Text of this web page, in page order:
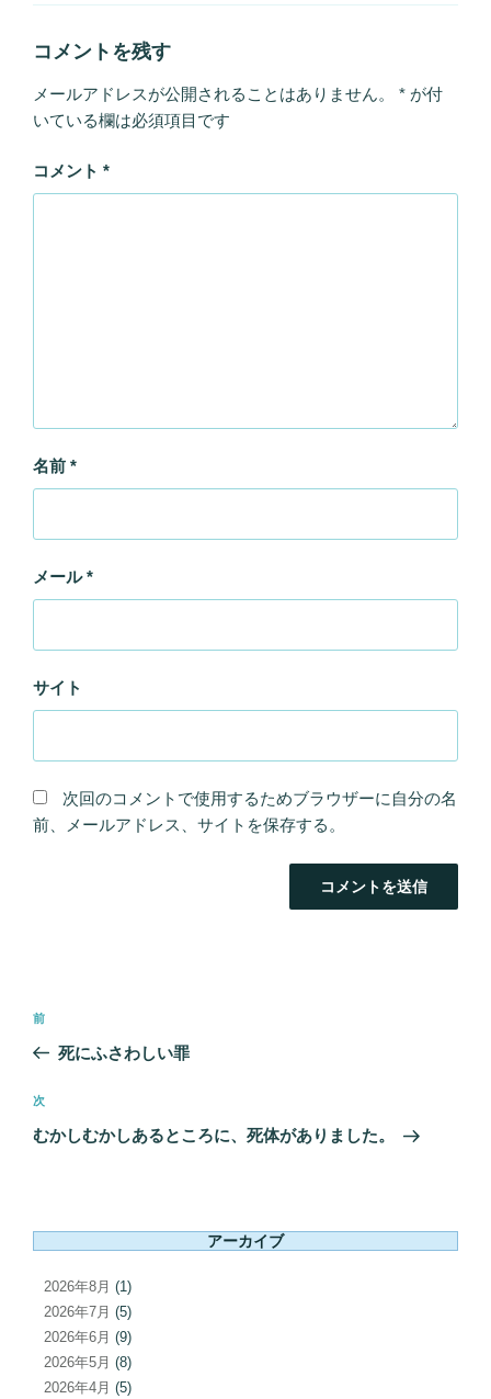
ー
コメントを残す
メールアドレスが公開されることはありません。 * が付
いている欄は必須項目です
コメント *
名前 *
メール*
サイト
次回のコメントで使用するためブラウザーに自分の名
前、メールアドレス、サイトを保存する。
稿
ナ
ビ
ー
ン
前
の
稿
前
死にふさわしい罪
次
の
次
むかしむかしあるところに、死体がありました。
アーカイブ
2026年8月 (1)
2026年7月 (5)
2026年6月 (9)
2026年5月 (8)
2026年4月 (5)